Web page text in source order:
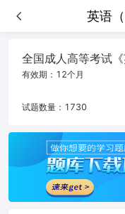
英语
英语（高起本、高起
全国成人高等考试
有效期： 12个月
试题数量： 1730